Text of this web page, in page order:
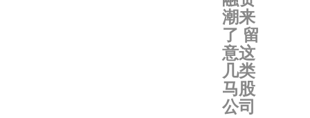
潮来
了 留
意这
几类
马股
公司